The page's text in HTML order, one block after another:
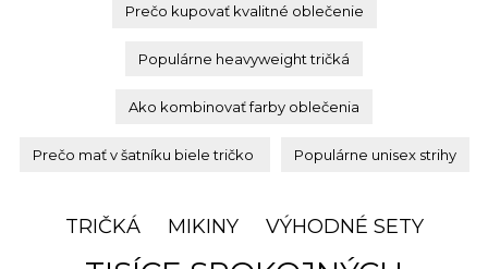
Prečo kupovať kvalitné oblečenie
Populárne heavyweight tričká
Ako kombinovať farby oblečenia
Prečo mať v šatníku biele tričko Populárne unisex strihy
TRIČKÁ MIKINY VÝHODNÉ SETY